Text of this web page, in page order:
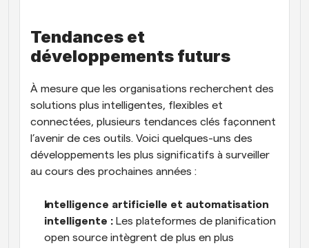
Tendances et
développements futurs
À mesure que les organisations recherchent des
solutions plus intelligentes, flexibles et
connectées, plusieurs tendances clés façonnent
l’avenir de ces outils. Voici quelques-uns des
développements les plus significatifs à surveiller
au cours des prochaines années :
Intelligence artificielle et automatisation
intelligente : Les plateformes de planification
open source intègrent de plus en plus